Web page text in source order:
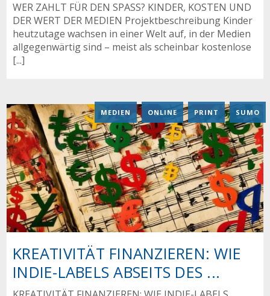
WER ZAHLT FÜR DEN SPASS? KINDER, KOSTEN UND
DER WERT DER MEDIEN Projektbeschreibung Kinder
heutzutage wachsen in einer Welt auf, in der Medien
allgegenwärtig sind – meist als scheinbar kostenlose
[...]
KREATIVITÄT FINANZIEREN: WIE
INDIE-LABELS ABSEITS DES ...
MEDIEN , ONLINE , PRINT , SUMO